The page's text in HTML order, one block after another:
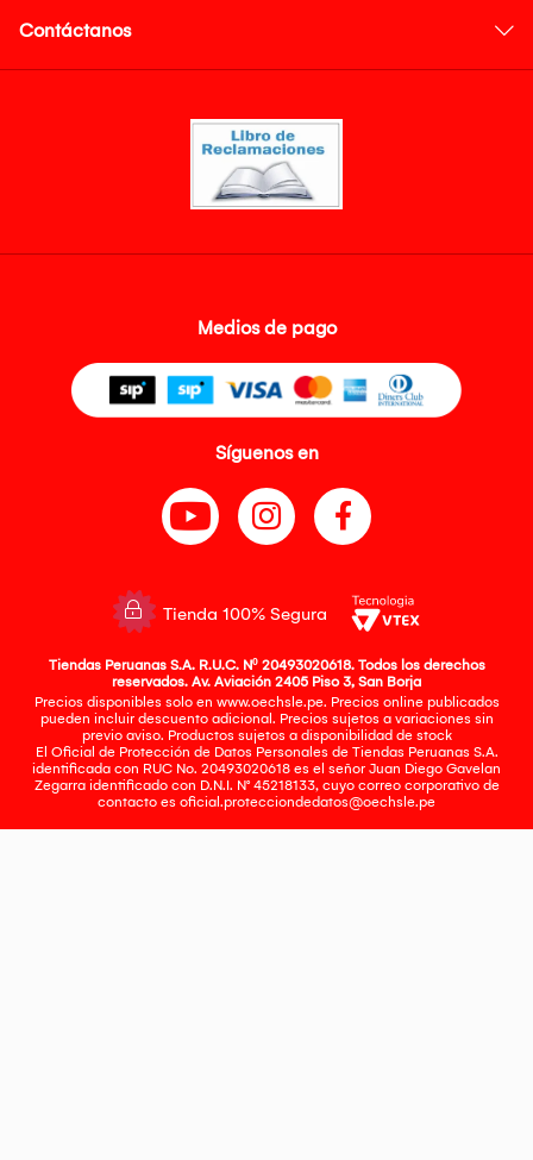
Contáctanos
Medios de pago
Síguenos en
Tienda 100% Segura
Tiendas Peruanas S.A. R.U.C. Nº 20493020618. Todos los derechos
reservados. Av. Aviación 2405 Piso 3, San Borja
Precios disponibles solo en www.oechsle.pe. Precios online publicados
pueden incluir descuento adicional. Precios sujetos a variaciones sin
previo aviso. Productos sujetos a disponibilidad de stock
El Oficial de Protección de Datos Personales de Tiendas Peruanas S.A.
identificada con RUC No. 20493020618 es el señor Juan Diego Gavelan
Zegarra identificado con D.N.I. N° 45218133, cuyo correo corporativo de
contacto es oficial.protecciondedatos@oechsle.pe